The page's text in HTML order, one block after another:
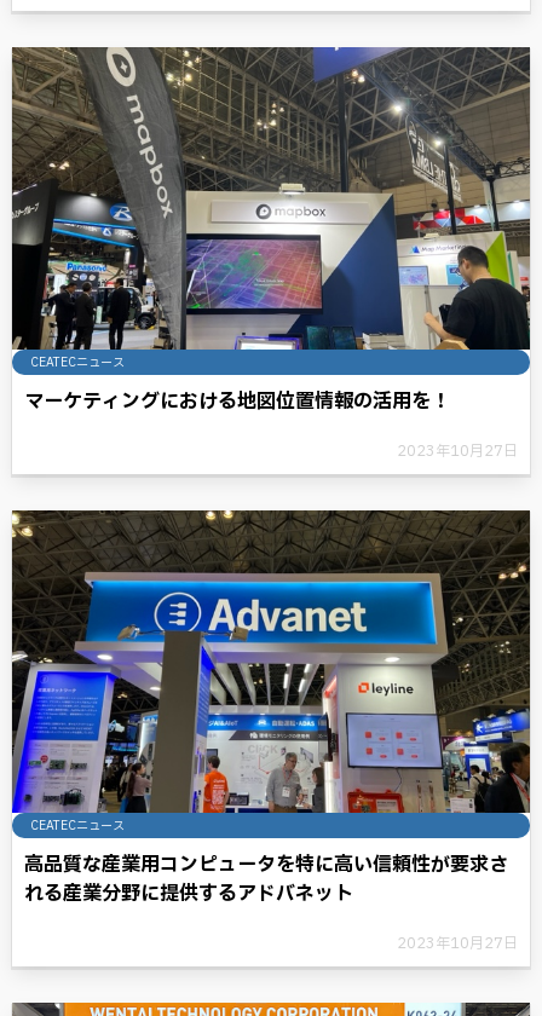
CEATECニュース
マーケティングにおける地図位置情報の活用を！
2023年10月27日
CEATECニュース
高品質な産業用コンピュータを特に高い信頼性が要求さ
れる産業分野に提供するアドバネット
2023年10月27日